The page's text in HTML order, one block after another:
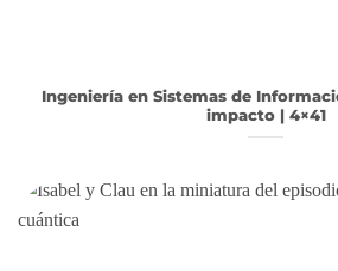
Ingeniería en Sistemas de
impacto | 4×41